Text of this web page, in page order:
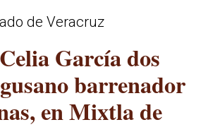
de Veracruz
García dos
barrenador
en Mixtla de